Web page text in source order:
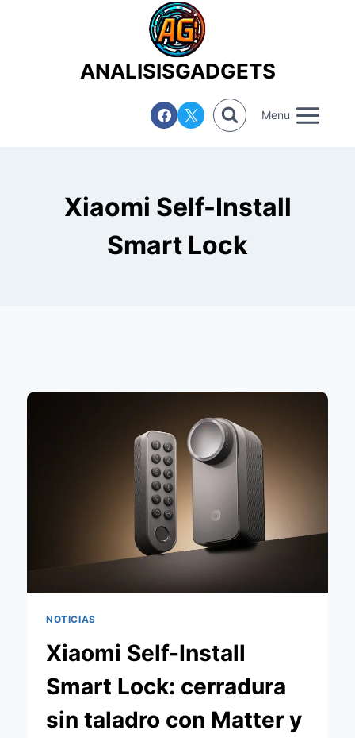
ANALISISGADGETS
Menu
Xiaomi Self-Install
Smart Lock
NOTICIAS
Xiaomi Self-Install
Smart Lock: cerradura
sin taladro con Matter y